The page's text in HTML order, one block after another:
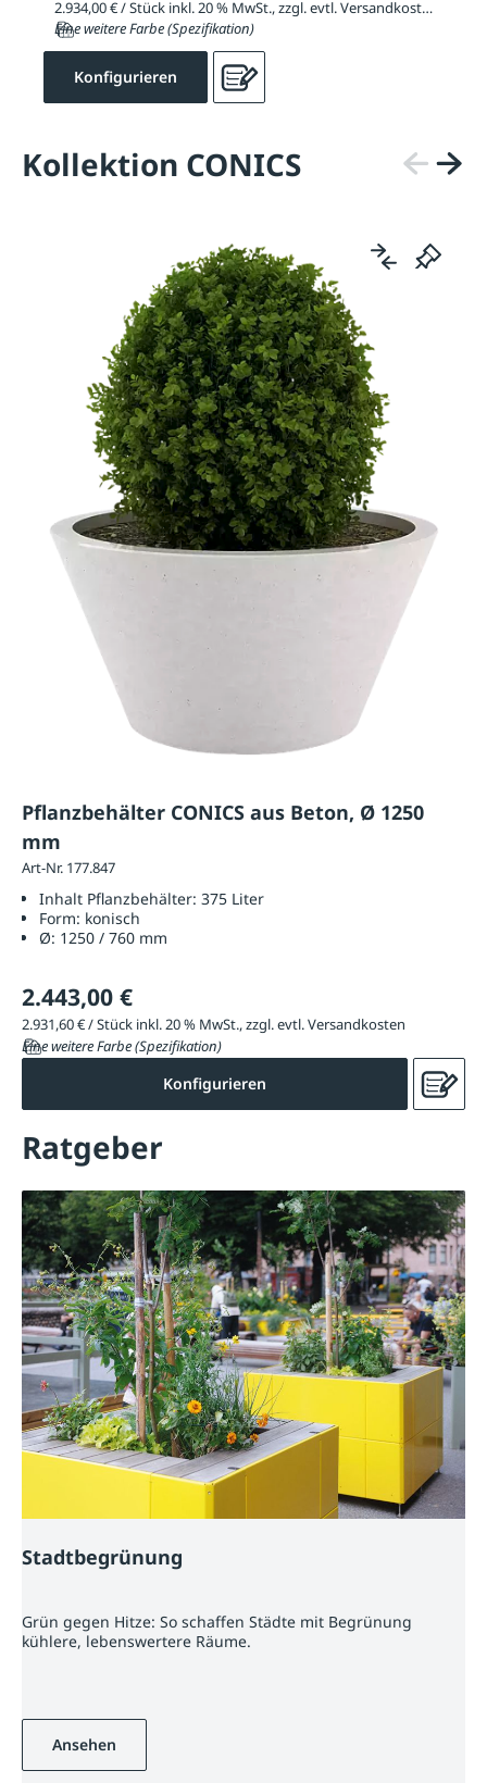
2.934,00 € / Stück inkl. 20 % MwSt., zzgl. evtl. Versandkosten
Eine weitere Farbe (Spezifikation)
Konfigurieren
Kollektion CONICS
Pflanzbehälter CONICS aus Beton, Ø 1250
mm
Art-Nr. 177.847
Inhalt Pflanzbehälter: 375 Liter
Form: konisch
Ø: 1250 / 760 mm
2.443,00 €
2.931,60 € / Stück inkl. 20 % MwSt., zzgl. evtl. Versandkosten
Eine weitere Farbe (Spezifikation)
Konfigurieren
Ratgeber
Stadtbegrünung
Grün gegen Hitze: So schaffen Städte mit Begrünung
kühlere, lebenswertere Räume.
Ansehen